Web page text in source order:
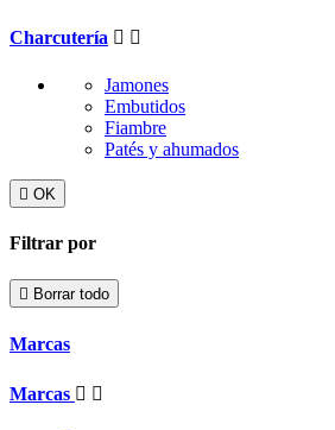
Charcutería  
Jamones
Embutidos
Fiambre
Patés y ahumados
 OK
Filtrar por
 Borrar todo
Marcas
Marcas  